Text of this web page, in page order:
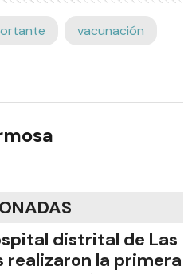
vacunación
distrital de Las
realizaron la primera